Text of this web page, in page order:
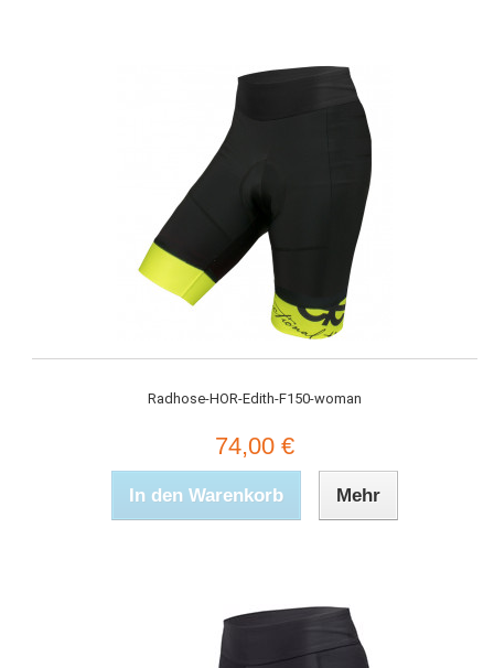
Radhose-HOR-Edith-F150-woman
74,00 €
In den Warenkorb Mehr